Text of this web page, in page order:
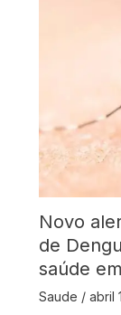
Novo
de
saúde
Saude / abril